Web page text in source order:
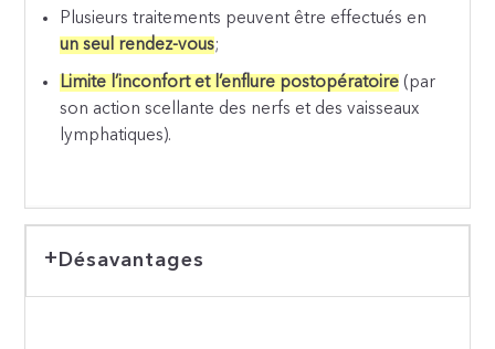
Plusieurs traitements peuvent être effectués en
un seul rendez-vous;
Limite l’inconfort et l’enflure postopératoire (par
son action scellante des nerfs et des vaisseaux
lymphatiques).
Désavantages